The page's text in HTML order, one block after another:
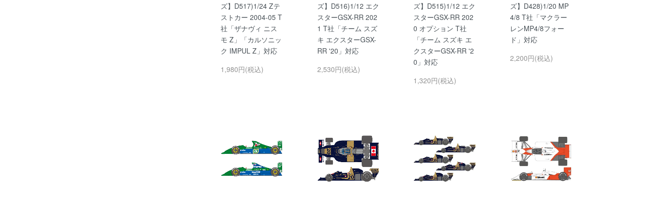
ズ】D517)1/24 Zテ
ストカー 2004-05 T
社「ザナヴィ ニス
モ Z」「カルソニッ
ク IMPUL Z」対応
1,980円(税込)
ズ】D516)1/12 エク
スターGSX-RR 202
1 T社「チーム スズ
キ エクスターGSX-
RR '20」対応
2,530円(税込)
ズ】D515)1/12 エク
スターGSX-RR 202
0 オプション T社
「チーム スズキ エ
クスターGSX-RR '2
0」対応
1,320円(税込)
ズ】D428)1/20 MP
4/8 T社「マクラー
レンMP4/8フォー
ド」対応
2,200円(税込)